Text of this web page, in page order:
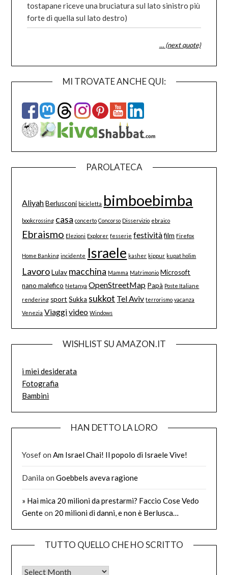
tostapane riceve una bruciatura sul lato sinistro più
forte di quella sul lato destro)
… (next quote)
MI TROVATE ANCHE QUI:
PAROLATECA
Aliyah Berlusconi bicicletta bimboebimba
bookcrossing casa concerto Concorso Disservizio ebraico
Ebraismo Elezioni Explorer fesserie festività film Firefox
Home Banking incidente Israele kasher kippur kupat holim
Lavoro Lulav macchina Mamma Matrimonio Microsoft
nano malefico Netanya OpenStreetMap Papà Poste Italiane
rendering sport Sukka sukkot Tel Aviv terrorismo vacanza
Venezia Viaggivideo Windows
WISHLIST SU AMAZON.IT
i miei desiderata
Fotografia
Bambini
HAN DETTO LA LORO
Yosefon Am Israel Chai! Il popolo di Israele Vive!
Danila onGoebbels aveva ragione
» Hai mica 20 milioni da prestarmi? Faccio Cose Vedo
Genteon 20 milioni di danni, e non è Berlusca…
TUTTO QUELLO CHE HO SCRITTO
Tutto quello che ho scritto